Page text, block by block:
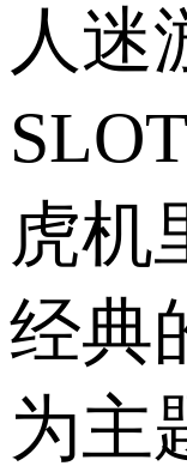
人迷
虎机
经典
为主